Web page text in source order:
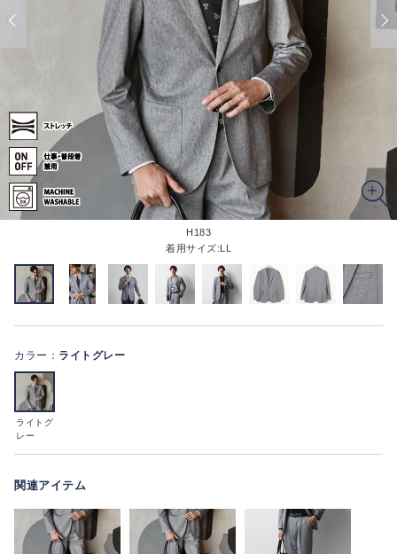
H183
着用サイズ:LL
カラー： ライトグレー
ライトグ
レー
関連アイテム